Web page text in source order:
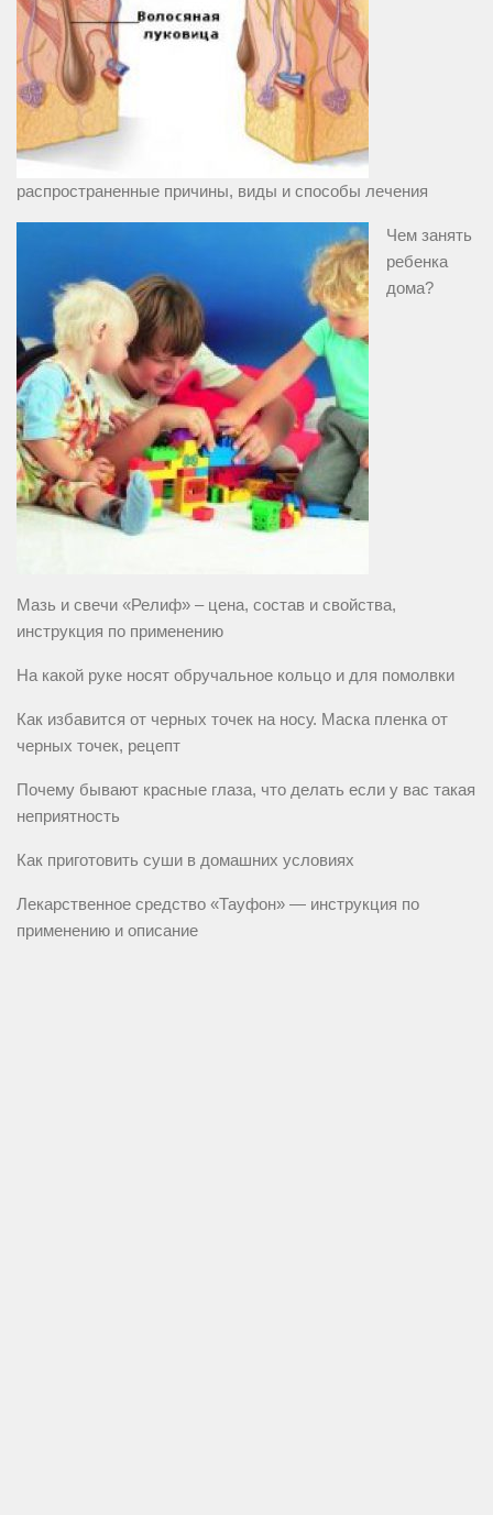
распространенные причины, виды и способы лечения
Чем занять
ребенка
дома?
Мазь и свечи «Релиф» – цена, состав и свойства,
инструкция по применению
На какой руке носят обручальное кольцо и для помолвки
Как избавится от черных точек на носу. Маска пленка от
черных точек, рецепт
Почему бывают красные глаза, что делать если у вас такая
неприятность
Как приготовить суши в домашних условиях
Лекарственное средство «Тауфон» — инструкция по
применению и описание